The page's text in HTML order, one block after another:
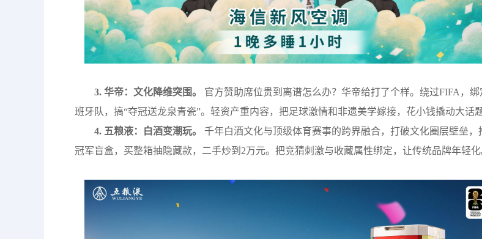
3. 华帝：文化降维突围。
官方赞助席位贵到离谱怎么办？华帝给打了个样。绕过FIFA，绑
班牙队，搞“夺冠送龙泉青瓷”。轻资产重内容，把足球激情和非遗美学嫁接，花小钱撬动大话题
4. 五粮液：白酒变潮玩。 千年白酒文化与顶级体育赛事的跨界融合，打破文化圈层壁垒，
冠军盲盒，买整箱抽隐藏款，二手炒到2万元。把竞猜刺激与收藏属性绑定，让传统品牌年轻化